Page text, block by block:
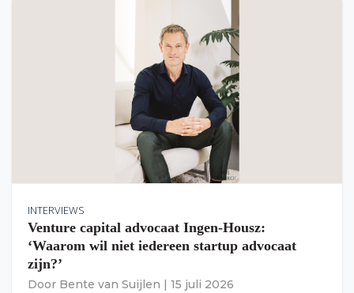
INTERVIEWS
Venture capital advocaat Ingen-Housz:
‘Waarom wil niet iedereen startup advocaat
zijn?’
Door Bente van Suijlen 15 juli 2026